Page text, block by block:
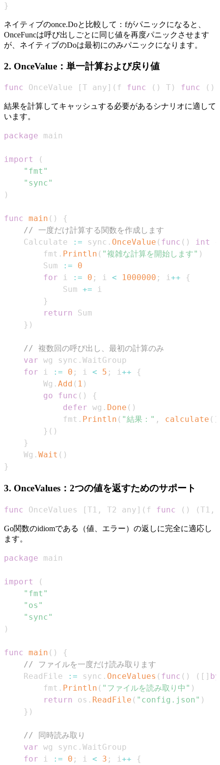
}
ネイティブのonce.Doと比較して：fがパニックになると、
OnceFuncは呼び出しごとに同じ値を再度パニックさせます
が、ネイティブのDoは最初にのみパニックになります。
2. OnceValue：単一計算および戻り値
func OnceValue [T any ] ( f func ( ) T ) func ( )
結果を計算してキャッシュする必要があるシナリオに適して
います。
package
import
(
"fmt"
"sync"
)
func main ( )
{
// 一度だけ計算する関数を作成します
	Calculate
:= sync . OnceValue ( func ( ) int
		fmt
. Println ( "複雑な計算を開始します" )
		Sum
:=
0
for i := 0 ; i < 1000000 ; i++
{
			Sum
+=
}
return
} )
// 複数回の呼び出し、最初の計算のみ
var wg sync .
for i := 0 ; i < 5 ; i++
{
		Wg
. Add ( 1 )
go
func ( )
{
defer wg . Done ( )
			fmt
. Println ( "結果：" , calculate ( )
} ( )
}
	Wg
. Wait ( )
}
3. OnceValues：2つの値を返すためのサポート
func OnceValues [T1 , T2 any ] ( f func ( ) (T1 ,
Go関数のidiomである（値、エラー）の返しに完全に適応し
ます。
package
import
(
"fmt"
"os"
"sync"
)
func main ( )
{
// ファイルを一度だけ読み取ります
	ReadFile
:= sync . OnceValues ( func ( ) ( [ ]
		fmt
. Println ( "ファイルを読み取り中" )
return
os . ReadFile ( "config.json" )
} )
// 同時読み取り
var wg sync .
for i := 0 ; i < 3 ; i ++ {